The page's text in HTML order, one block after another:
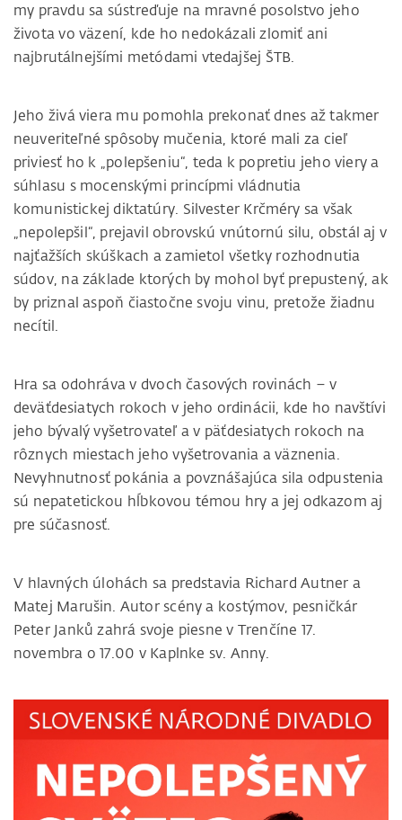
my pravdu sa sústreďuje na mravné posolstvo jeho
života vo väzení, kde ho nedokázali zlomiť ani
najbrutálnejšími metódami vtedajšej ŠTB.
Jeho živá viera mu pomohla prekonať dnes až takmer
neuveriteľné spôsoby mučenia, ktoré mali za cieľ
priviesť ho k „polepšeniu“, teda k popretiu jeho viery a
súhlasu s mocenskými princípmi vládnutia
komunistickej diktatúry. Silvester Krčméry sa však
„nepolepšil“, prejavil obrovskú vnútornú silu, obstál aj v
najťažších skúškach a zamietol všetky rozhodnutia
súdov, na základe ktorých by mohol byť prepustený, ak
by priznal aspoň čiastočne svoju vinu, pretože žiadnu
necítil.
Hra sa odohráva v dvoch časových rovinách – v
deväťdesiatych rokoch v jeho ordinácii, kde ho navštívi
jeho bývalý vyšetrovateľ a v päťdesiatych rokoch na
rôznych miestach jeho vyšetrovania a väznenia.
Nevyhnutnosť pokánia a povznášajúca sila odpustenia
sú nepatetickou hĺbkovou témou hry a jej odkazom aj
pre súčasnosť.
V hlavných úlohách sa predstavia Richard Autner a
Matej Marušin. Autor scény a kostýmov, pesničkár
Peter Janků zahrá svoje piesne v Trenčíne 17.
novembra o 17.00 v Kaplnke sv. Anny.